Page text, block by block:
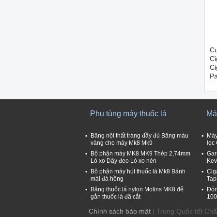
Phụ tùng máy thuốc lá
Băng nội thất tráng đầy đủ Băng màu
vàng cho máy Mk8 Mk9
Bộ phận máy MK8 MK9 Thép 2,74mm
Lò xo Dây đeo Lò xo nén
Bộ phận máy hút thuốc lá Mk8 Bánh
mài đá hồng
Băng thuốc lá nylon Molins MK8 để
gắn thuốc lá đã cắt
lọc
Chính sách bảo mật | Trung Quốc tốt